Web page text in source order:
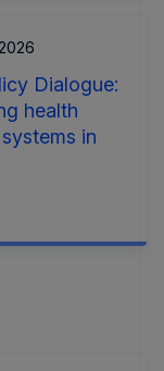
Dialogue:
health
in